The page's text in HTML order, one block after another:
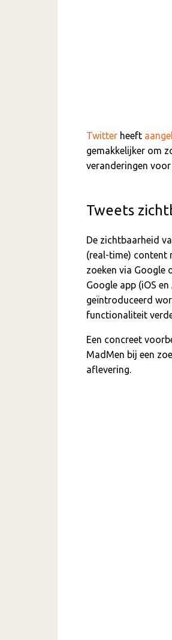
Twitter heeft
gemakkelijker om
veranderingen
Tweets
De zichtbaarheid
(real-time) content
zoeken via Google
Google app (iOS
geïntroduceerd
functionaliteit
Een concreet
MadMen bij een
aflevering.